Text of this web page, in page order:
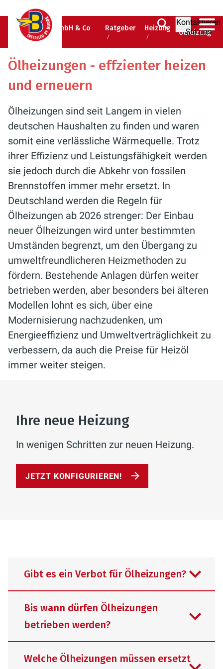
Kontaktieren
Sie uns
Albert Budde GmbH & Co
Ratgeber Heizung Ölheizung
Ölheizungen - effzienter heizen
und erneuern
Ölheizungen sind seit Langem in vielen
deutschen Haushalten zu finden und waren
somit eine verlässliche Wärmequelle. Trotz
ihrer Effizienz und Leistungsfähigkeit werden
sie jedoch durch die Abkehr von fossilen
Brennstoffen immer mehr ersetzt. In
Deutschland werden die Regeln für
Ölheizungen ab 2026 strenger: Der Einbau
neuer Ölheizungen wird unter bestimmten
Umständen begrenzt, um den Übergang zu
umweltfreundlicheren Heizmethoden zu
fördern. Bestehende Anlagen dürfen weiter
betrieben werden, aber besonders bei älteren
Modellen lohnt es sich, über eine
Modernisierung nachzudenken, um
Energieeffizienz und Umweltverträglichkeit zu
verbessern, da auch die Preise für Heizöl
immer weiter steigen.
Ihre neue Heizung
In wenigen Schritten zur neuen Heizung.
JETZT KONFIGURIEREN!
Gibt es ein Verbot für Ölheizungen?
Viele unserer Kunden stellen uns diese
Frage, vor allem im Hinblick auf den
Bis wann dürfen Ölheizungen
betrieben werden?
Welche Ölheizungen müssen ersetzt